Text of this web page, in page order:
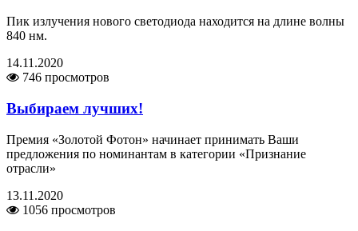
Пик излучения нового светодиода находится на длине волны
840 нм.
14.11.2020
746 просмотров
Выбираем лучших!
Премия «Золотой Фотон» начинает принимать Ваши
предложения по номинантам в категории «Признание
отрасли»
13.11.2020
1056 просмотров